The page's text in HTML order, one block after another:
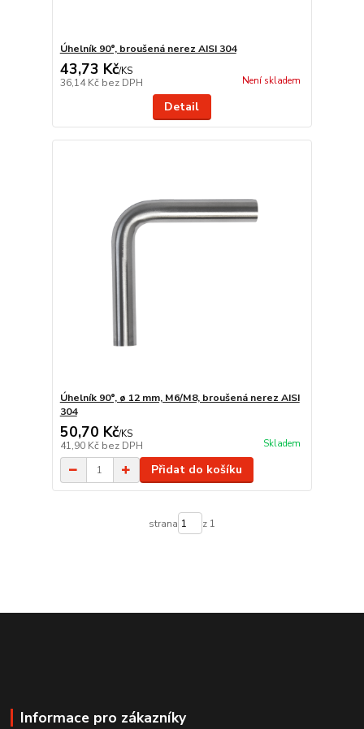
Úhelník 90°, broušená nerez AISI 304
43,73 Kč/KS
36,14 Kč bez DPH Není skladem
Detail
Úhelník 90°, ø 12 mm, M6/M8, broušená nerez AISI
304
50,70 Kč/KS
41,90 Kč bez DPH Skladem
Přidat do košíku
strana z 1
Informace pro zákazníky